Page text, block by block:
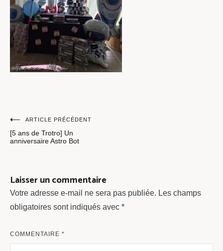
Navigation
de
ARTICLE PRÉCÉDENT
[5 ans de Trotro] Un
anniversaire Astro Bot
Laisser un commentaire
Votre adresse e-mail ne sera pas publiée. Les champs
obligatoires sont indiqués avec *
COMMENTAIRE *